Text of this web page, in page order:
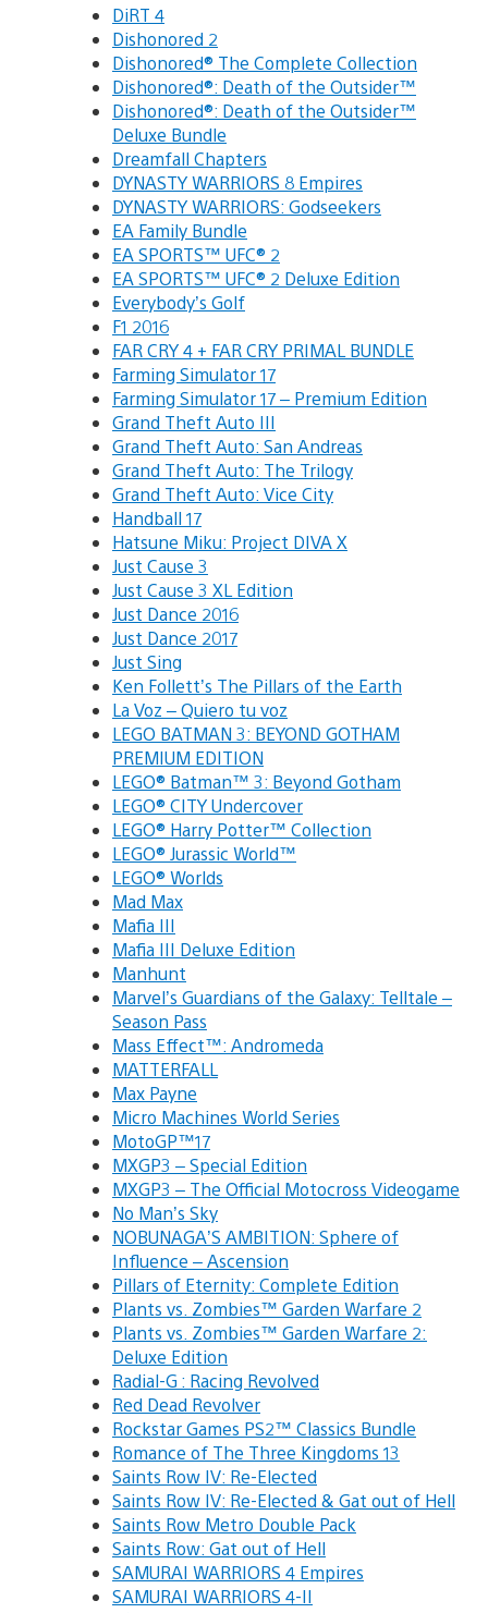
DiRT 4
Dishonored 2
Dishonored® The Complete Collection
Dishonored®: Death of the Outsider™
Dishonored®: Death of the Outsider™
Deluxe Bundle
Dreamfall Chapters
DYNASTY WARRIORS 8 Empires
DYNASTY WARRIORS: Godseekers
EA Family Bundle
EA SPORTS™ UFC® 2
EA SPORTS™ UFC® 2 Deluxe Edition
Everybody’s Golf
F1 2016
FAR CRY 4 + FAR CRY PRIMAL BUNDLE
Farming Simulator 17
Farming Simulator 17 – Premium Edition
Grand Theft Auto III
Grand Theft Auto: San Andreas
Grand Theft Auto: The Trilogy
Grand Theft Auto: Vice City
Handball 17
Hatsune Miku: Project DIVA X
Just Cause 3
Just Cause 3 XL Edition
Just Dance 2016
Just Dance 2017
Just Sing
Ken Follett’s The Pillars of the Earth
La Voz – Quiero tu voz
LEGO BATMAN 3: BEYOND GOTHAM
PREMIUM EDITION
LEGO® Batman™ 3: Beyond Gotham
LEGO® CITY Undercover
LEGO® Harry Potter™ Collection
LEGO® Jurassic World™
LEGO® Worlds
Mad Max
Mafia III
Mafia III Deluxe Edition
Manhunt
Marvel’s Guardians of the Galaxy: Telltale –
Season Pass
Mass Effect™: Andromeda
MATTERFALL
Max Payne
Micro Machines World Series
MotoGP™17
MXGP3 – Special Edition
MXGP3 – The Official Motocross Videogame
No Man’s Sky
NOBUNAGA’S AMBITION: Sphere of
Influence – Ascension
Pillars of Eternity: Complete Edition
Plants vs. Zombies™ Garden Warfare 2
Plants vs. Zombies™ Garden Warfare 2:
Deluxe Edition
Radial-G : Racing Revolved
Red Dead Revolver
Rockstar Games PS2™ Classics Bundle
Romance of The Three Kingdoms 13
Saints Row IV: Re-Elected
Saints Row IV: Re-Elected & Gat out of Hell
Saints Row Metro Double Pack
Saints Row: Gat out of Hell
SAMURAI WARRIORS 4 Empires
SAMURAI WARRIORS 4-II